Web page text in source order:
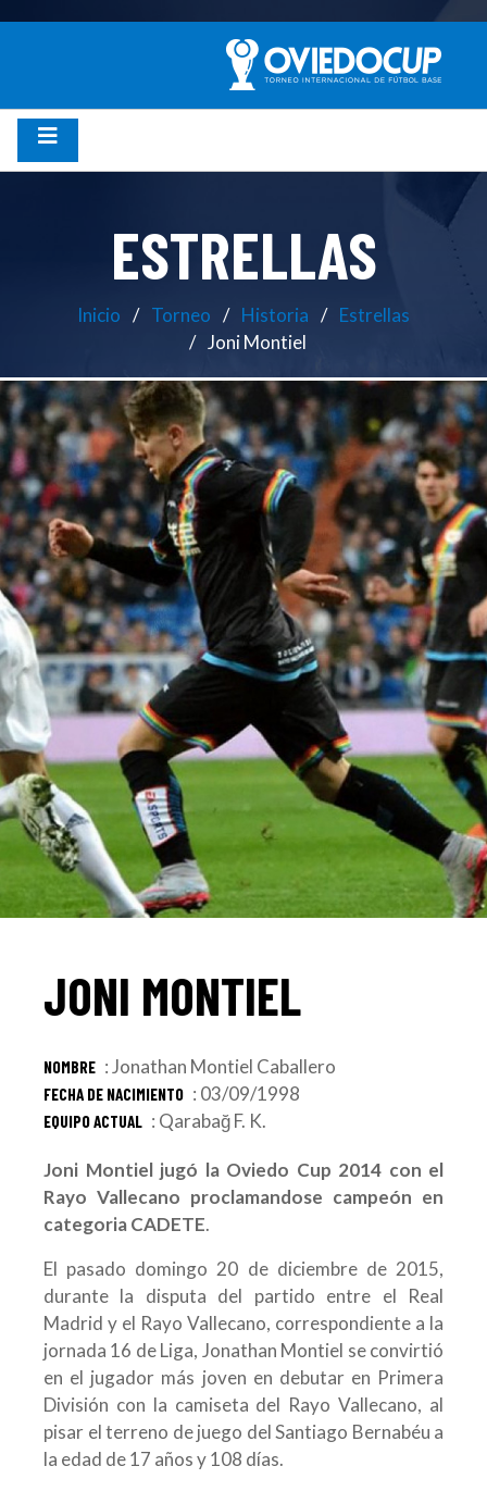
ESTRELLAS
Inicio Torneo Historia
Estrellas
Joni Montiel
JONI MONTIEL
NOMBRE : Jonathan Montiel Caballero
FECHA DE NACIMIENTO : 03/09/1998
EQUIPO ACTUAL : Qarabağ F. K.
Joni Montiel jugó la Oviedo Cup 2014 con el
Rayo Vallecano proclamandose campeón en
categoria CADETE.
El pasado domingo 20 de diciembre de 2015,
durante la disputa del partido entre el Real
Madrid y el Rayo Vallecano, correspondiente a la
jornada 16 de Liga, Jonathan Montiel se convirtió
en el jugador más joven en debutar en Primera
División con la camiseta del Rayo Vallecano, al
pisar el terreno de juego del Santiago Bernabéu a
la edad de 17 años y 108 días.